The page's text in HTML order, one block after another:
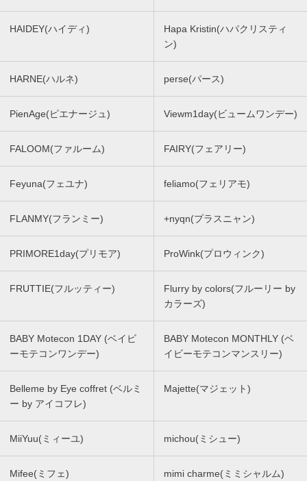
HAIDEY(ハイディ)
Hapa Kristin(ハパクリスティ
ン)
HARNE(ハルネ) perse(パース)
PienAge(ピエナージュ) Viewm1day(ビュームワンデー)
FALOOM(ファルーム) FAIRY(フェアリー)
Feyuna(フェユナ) feliamo(フェリアモ)
FLANMY(フランミー) +nyqn(プラスニャン)
PRIMORE1day(プリモア) ProWink(プロウィンク)
FRUTTIE(フルッティー)
Flurry by colors(フルーリー by
カラーズ)
BABY Motecon 1DAY (ベイビ
ーモテコンワンデー)
BABY Motecon MONTHLY (ベ
イビーモテコンマンスリー)
Belleme by Eye coffret (ベルミ
ー by アイコフレ)
Majette(マジェット)
MiiYuu(ミィーユ) michou(ミシュー)
Mifee(ミフェ) mimi charme(ミミシャルム)